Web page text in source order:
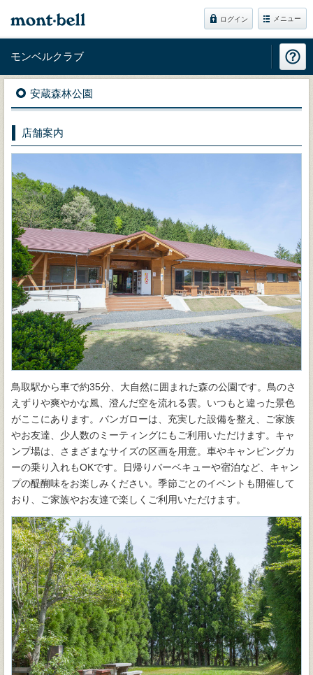
ログイン メニュー
モンベルクラブ
安蔵森林公園
店舗案内
鳥取駅から車で約35分、大自然に囲まれた森の公園です。鳥のさ
えずりや爽やかな風、澄んだ空を流れる雲。いつもと違った景色
がここにあります。バンガローは、充実した設備を整え、ご家族
やお友達、少人数のミーティングにもご利用いただけます。キャ
ンプ場は、さまざまなサイズの区画を用意。車やキャンピングカ
ーの乗り入れもOKです。日帰りバーベキューや宿泊など、キャン
プの醍醐味をお楽しみください。季節ごとのイベントも開催して
おり、ご家族やお友達で楽しくご利用いただけます。